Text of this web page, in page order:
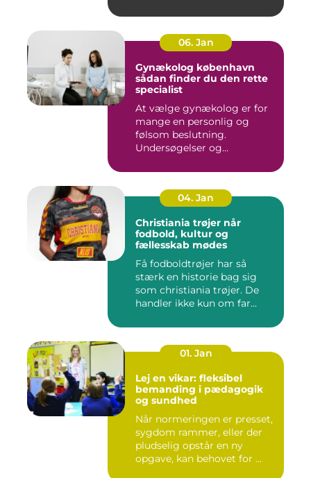
06. Jan
Gynækolog københavn
sådan finder du den rette
specialist
At vælge gynækolog er for
mange en personlig og
følsom beslutning.
Undersøgelser og
04. Jan
Christiania trøjer når
fodbold, kultur og
fællesskab mødes
Få fodboldtrøjer har så
stærk en historie bag sig
som christiania trøjer. De
handler ikke kun om far...
01. Jan
Lej en vikar: fleksibel
bemanding i pædagogik
og sundhed
Når normeringen er presset,
sygdom rammer, eller der
pludselig opstår en ny
opgave, kan behovet for ...